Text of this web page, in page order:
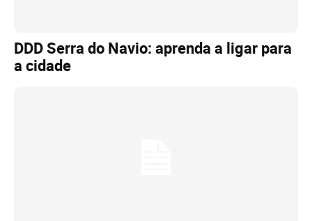
DDD Serra do Navio: aprenda a ligar para
a cidade